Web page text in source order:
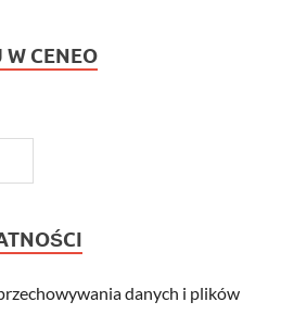
W CENEO
danych i plików